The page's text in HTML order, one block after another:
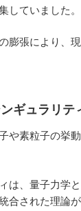
していました。
膨張により、
ギュラリテ
や素粒子の挙
は、量子力学
合された理論